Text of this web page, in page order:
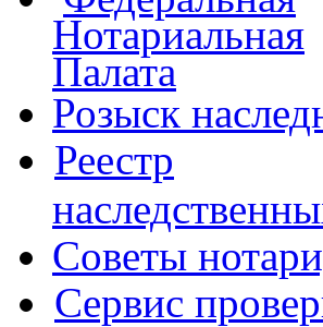
Нотариальная
Палата
Розыск
Реестр
Советы
Сервис